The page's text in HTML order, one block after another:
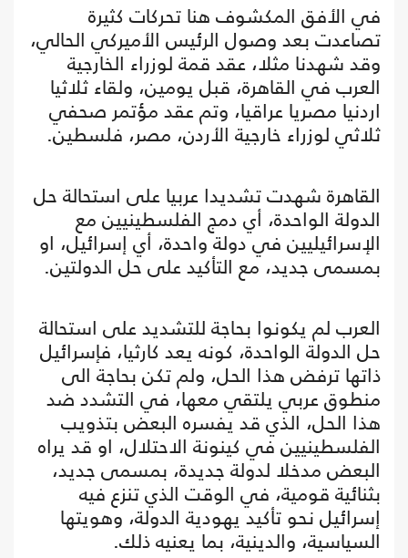
في الأفق المكشوف هنا تحركات كثيرة
تصاعدت بعد وصول الرئيس الأميركي الحالي،
وقد شهدنا مثلا، عقد قمة لوزراء الخارجية
العرب في القاهرة، قبل يومين، ولقاء ثلاثيا
اردنيا مصريا عراقيا، وتم عقد مؤتمر صحفي
ثلاثي لوزراء خارجية الأردن، مصر، فلسطين.
القاهرة شهدت تشديدا عربيا على استحالة حل
الدولة الواحدة، أي دمج الفلسطينيين مع
الإسرائيليين في دولة واحدة، أي إسرائيل، او
بمسمى جديد، مع التأكيد على حل الدولتين.
العرب لم يكونوا بحاجة للتشديد على استحالة
حل الدولة الواحدة، كونه يعد كارثيا، فإسرائيل
ذاتها ترفض هذا الحل، ولم تكن بحاجة الى
منطوق عربي يلتقي معها، في التشدد ضد
هذا الحل، الذي قد يفسره البعض بتذويب
الفلسطينيين في كينونة الاحتلال، او قد يراه
البعض مدخلا لدولة جديدة، بمسمى جديد،
بثنائية قومية، في الوقت الذي تنزع فيه
إسرائيل نحو تأكيد يهودية الدولة، وهويتها
السياسية، والدينية، بما يعنيه ذلك.